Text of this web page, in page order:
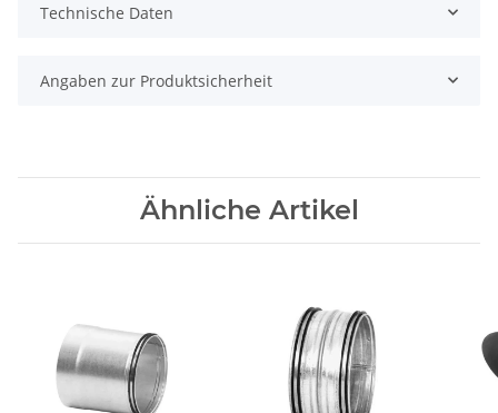
Technische Daten
Angaben zur Produktsicherheit
Ähnliche Artikel